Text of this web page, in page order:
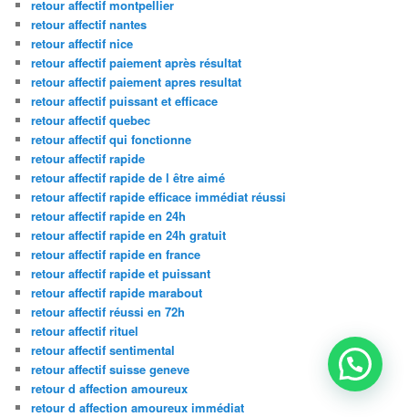
retour affectif montpellier
retour affectif nantes
retour affectif nice
retour affectif paiement après résultat
retour affectif paiement apres resultat
retour affectif puissant et efficace
retour affectif quebec
retour affectif qui fonctionne
retour affectif rapide
retour affectif rapide de l être aimé
retour affectif rapide efficace immédiat réussi
retour affectif rapide en 24h
retour affectif rapide en 24h gratuit
retour affectif rapide en france
retour affectif rapide et puissant
retour affectif rapide marabout
retour affectif réussi en 72h
retour affectif rituel
retour affectif sentimental
retour affectif suisse geneve
retour d affection amoureux
retour d affection amoureux immédiat